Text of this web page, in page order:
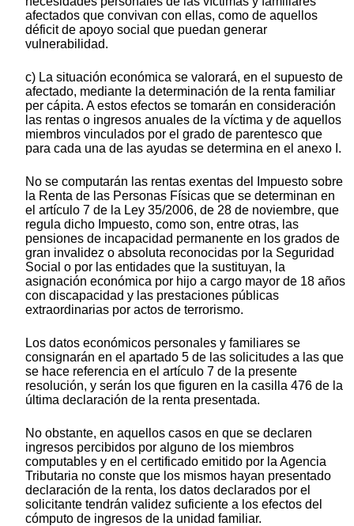
afectados que convivan con ellas, como de aquellos
déficit de apoyo social que puedan generar
vulnerabilidad.
c) La situación económica se valorará, en el supuesto de
afectado, mediante la determinación de la renta familiar
per cápita. A estos efectos se tomarán en consideración
las rentas o ingresos anuales de la víctima y de aquellos
miembros vinculados por el grado de parentesco que
para cada una de las ayudas se determina en el anexo I.
No se computarán las rentas exentas del Impuesto sobre
la Renta de las Personas Físicas que se determinan en
el artículo 7 de la Ley 35/2006, de 28 de noviembre, que
regula dicho Impuesto, como son, entre otras, las
pensiones de incapacidad permanente en los grados de
gran invalidez o absoluta reconocidas por la Seguridad
Social o por las entidades que la sustituyan, la
asignación económica por hijo a cargo mayor de 18 años
con discapacidad y las prestaciones públicas
extraordinarias por actos de terrorismo.
Los datos económicos personales y familiares se
consignarán en el apartado 5 de las solicitudes a las que
se hace referencia en el artículo 7 de la presente
resolución, y serán los que figuren en la casilla 476 de la
última declaración de la renta presentada.
No obstante, en aquellos casos en que se declaren
ingresos percibidos por alguno de los miembros
computables y en el certificado emitido por la Agencia
Tributaria no conste que los mismos hayan presentado
declaración de la renta, los datos declarados por el
solicitante tendrán validez suficiente a los efectos del
cómputo de ingresos de la unidad familiar.